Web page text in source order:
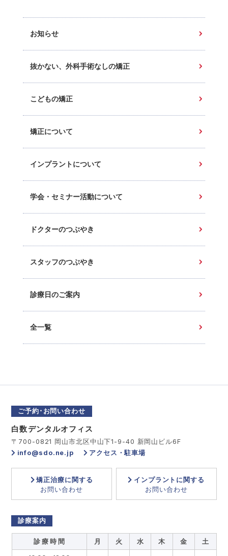
お知らせ
抜かない、外科手術なしの矯正
こどもの矯正
矯正について
インプラントについて
学会・セミナー活動について
ドクターのつぶやき
スタッフのつぶやき
診療日のご案内
全一覧
ご予約･お問い合わせ
白数デンタルオフィス
〒700-0821 岡山市北区中山下1-9-40 新岡山ビル6F
info@sdo.ne.jp
アクセス・駐車場
矯正治療に関する
お問い合わせ
インプラントに関する
お問い合わせ
診療案内
診 療 時 間 月 火 水 木 金
土